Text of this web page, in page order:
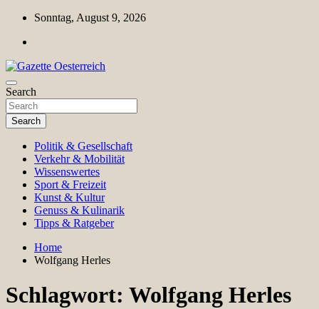
Skip
content
Sonntag, August 9, 2026
Gazette Oesterreich
Magazin für Freizeit, Politik, Kultur & Wissenschaft
Search
Search
Politik & Gesellschaft
Verkehr & Mobilität
Wissenswertes
Sport & Freizeit
Kunst & Kultur
Genuss & Kulinarik
Tipps & Ratgeber
Home
Wolfgang Herles
Schlagwort: Wolfgang Herles